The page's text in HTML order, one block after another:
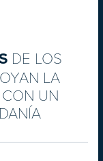
DE LOS
LA
UN